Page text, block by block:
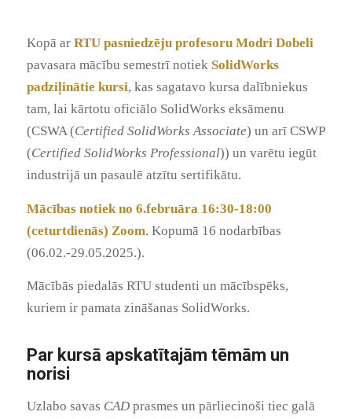
Kopā ar RTU pasniedzēju profesoru Modri Dobeli
pavasara mācību semestrī notiek SolidWorks
padziļinātie kursi, kas sagatavo kursa dalībniekus
tam, lai kārtotu oficiālo SolidWorks eksāmenu
(CSWA (Certified SolidWorks Associate) un arī CSWP
(Certified SolidWorks Professional)) un varētu iegūt
industrijā un pasaulē atzītu sertifikātu.
Mācības notiek no 6.februāra 16:30-18:00
(ceturtdienās) Zoom. Kopumā 16 nodarbības
(06.02.-29.05.2025.).
Mācībās piedalās RTU studenti un mācībspēks,
kuriem ir pamata zināšanas SolidWorks.
Par kursā apskatītajām tēmām un
norisi
Uzlabo savas CADprasmes un pārliecinoši tiec galā